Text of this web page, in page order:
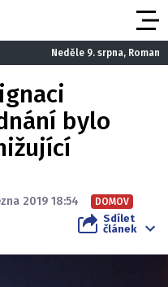
Neděle 9. srpna, Roman
bylo
2019 18:54 DOMOV
Sdílet
článek